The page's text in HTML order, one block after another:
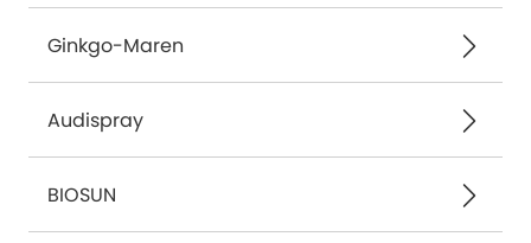
Ginkgo-Maren
Audispray
BIOSUN